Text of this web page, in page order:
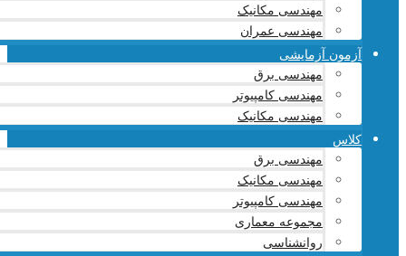
مهندسی مکانیک
مهندسی عمران
آزمون آزمایشی
مهندسی برق
مهندسی کامپیوتر
مهندسی مکانیک
کلاس
مهندسی برق
مهندسی مکانیک
مهندسی کامپیوتر
مجموعه معماری
روانشناسی